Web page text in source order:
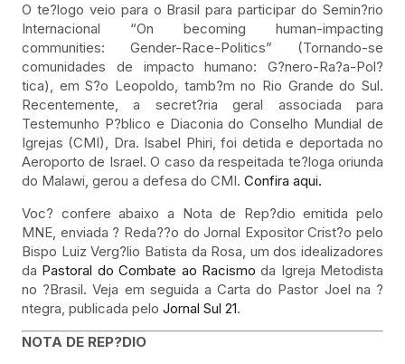
O te?logo veio para o Brasil para participar do Semin?rio
Internacional “On becoming human-impacting
communities: Gender-Race-Politics” (Tornando-se
comunidades de impacto humano: G?nero-Ra?a-Pol?
tica), em S?o Leopoldo, tamb?m no Rio Grande do Sul.
Recentemente, a secret?ria geral associada para
Testemunho P?blico e Diaconia do Conselho Mundial de
Igrejas (CMI), Dra. Isabel Phiri, foi detida e deportada no
Aeroporto de Israel. O caso da respeitada te?loga oriunda
do Malawi, gerou a defesa do CMI. Confira aqui.
Voc? confere abaixo a Nota de Rep?dio emitida pelo
MNE, enviada ? Reda??o do Jornal Expositor Crist?o pelo
Bispo Luiz Verg?lio Batista da Rosa, um dos idealizadores
da Pastoral do Combate ao Racismo da Igreja Metodista
no ?Brasil. Veja em seguida a Carta do Pastor Joel na ?
ntegra, publicada pelo Jornal Sul 21.
NOTA DE REP?DIO